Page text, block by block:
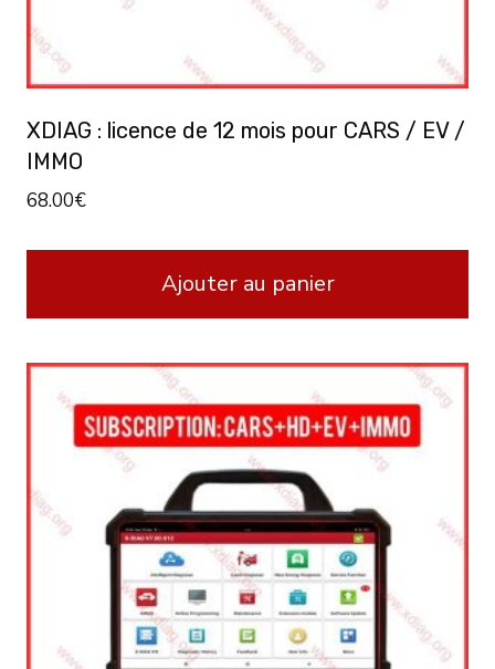
XDIAG : licence de 12 mois pour CARS / EV /
IMMO
68.00€
Ajouter au panier